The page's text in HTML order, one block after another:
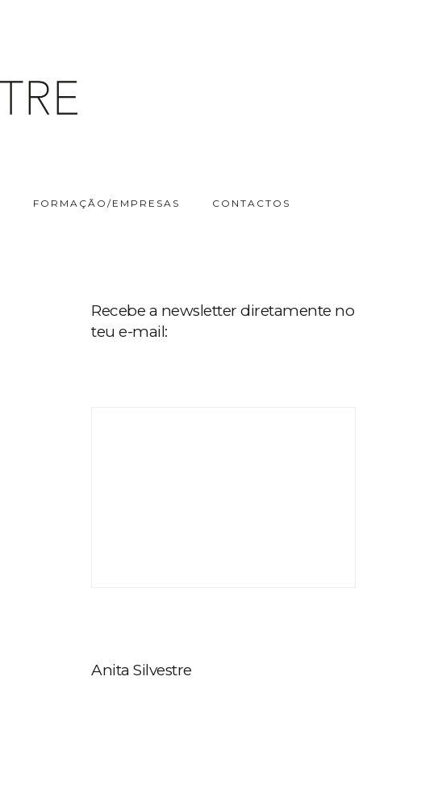
FORMAÇÃO/EMPRESAS CONTACTOS
Recebe a newsletter diretamente no
teu e-mail:
Anita Silvestre